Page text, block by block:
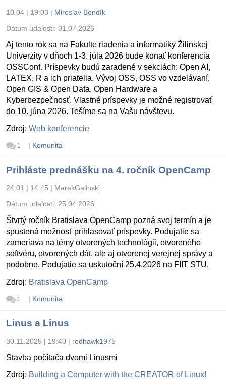
10.04 | 19:03 | Miroslav Bendík
Dátum udalosti: 01.07.2026
Aj tento rok sa na Fakulte riadenia a informatiky Žilinskej
Univerzity v dňoch 1-3. júla 2026 bude konať konferencia
OSSConf. Príspevky budú zaradené v sekciách: Open AI,
LATEX, R a ich priatelia, Vývoj OSS, OSS vo vzdelávaní,
Open GIS & Open Data, Open Hardware a
Kyberbezpečnosť. Vlastné príspevky je možné registrovať
do 10. júna 2026. Tešíme sa na Vašu návštevu.
Zdroj: Web konferencie
1 | Komunita
Prihláste prednášku na 4. ročník OpenCamp
24.01 | 14:45 | MarekGalinski
Dátum udalosti: 25.04.2026
Štvrtý ročník Bratislava OpenCamp pozná svoj termín a je
spustená možnosť prihlasovať príspevky. Podujatie sa
zameriava na témy otvorených technológii, otvoreného
softvéru, otvorených dát, ale aj otvorenej verejnej správy a
podobne. Podujatie sa uskutoční 25.4.2026 na FIIT STU.
Zdroj: Bratislava OpenCamp
1 | Komunita
Linus a Linus
30.11.2025 | 19:40 | redhawk1975
Stavba počítača dvomi Linusmi
Zdroj: Building a Computer with the CREATOR of Linux!